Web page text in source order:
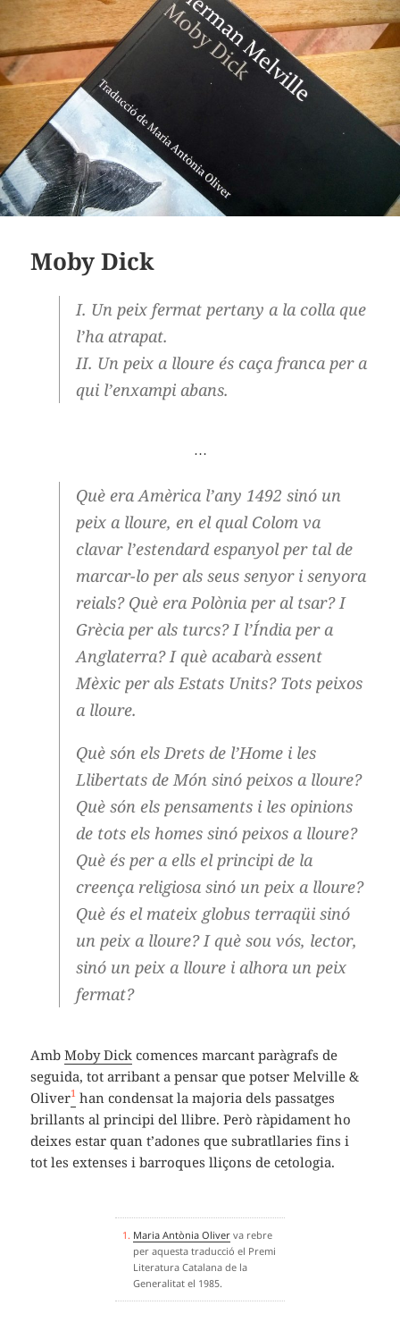
Moby Dick
I. Un peix fermat pertany a la colla que
l’ha atrapat.
II. Un peix a lloure és caça franca per a
qui l’enxampi abans.
…
Què era Amèrica l’any 1492 sinó un
peix a lloure, en el qual Colom va
clavar l’estendard espanyol per tal de
marcar-lo per als seus senyor i senyora
reials? Què era Polònia per al tsar? I
Grècia per als turcs? I l’Índia per a
Anglaterra? I què acabarà essent
Mèxic per als Estats Units? Tots peixos
a lloure.
Què són els Drets de l’Home i les
Llibertats de Món sinó peixos a lloure?
Què són els pensaments i les opinions
de tots els homes sinó peixos a lloure?
Què és per a ells el principi de la
creença religiosa sinó un peix a lloure?
Què és el mateix globus terraqüi sinó
un peix a lloure? I què sou vós, lector,
sinó un peix a lloure i alhora un peix
fermat?
AmbMoby Dick comences marcant paràgrafs de
seguida, tot arribant a pensar que potser Melville &
Oliver1 han condensat la majoria dels passatges
brillants al principi del llibre. Però ràpidament ho
deixes estar quan t’adones que subratllaries fins i
tot les extenses i barroques lliçons de cetologia.
Maria Antònia Oliver va rebre
per aquesta traducció el Premi
Literatura Catalana de la
Generalitat el 1985.